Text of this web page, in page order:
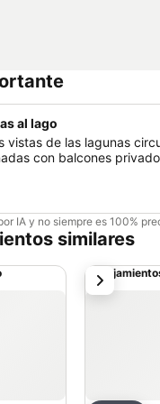
al lago
vistas de las lagunas
con balcones
IA y no siempre es 100%
similares
siguiente